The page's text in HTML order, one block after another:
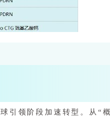
引领阶段加速转型。从“